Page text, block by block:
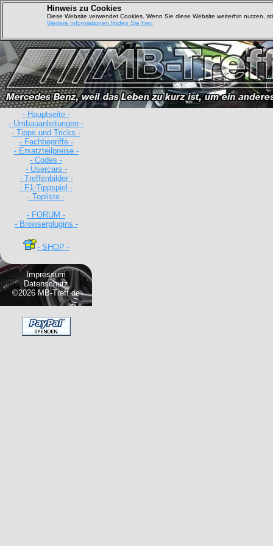
Hinweis zu Cookies
Diese Website verwendet Cookies. Wenn Sie diese Website weiterhin nutzen,
Weitere Informationen finden Sie hier.
- Hauptseite -
- Umbauanleitungen -
- Tipps und Tricks -
- Fachbegriffe -
- Ersatzteilpreise -
- Codes -
- Usercars -
- Treffenbilder -
- F1-Tippspiel -
- Topliste -
- FORUM -
- Browserplugins -
- SHOP -
Impressum
Datenschutz
©2026 MB-Treff.de